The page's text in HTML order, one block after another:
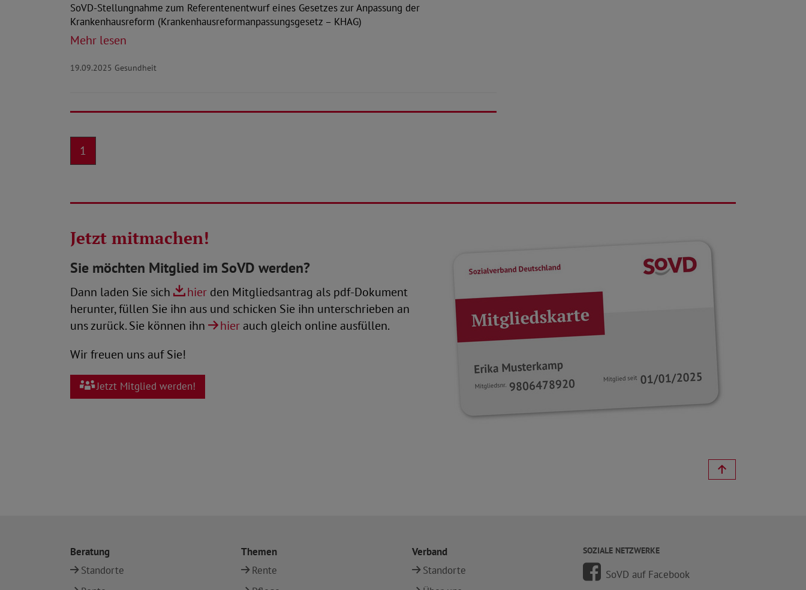
SoVD-Stellungnahme zum Referentenentwurf eines Gesetzes zur Anpassung der
Krankenhausreform (Krankenhausreformanpassungsgesetz – KHAG)
Mehr lesen
19.09.2025 Gesundheit
1
Jetzt mitmachen!
Sie möchten Mitglied im SoVD werden?
Dann laden Sie sich hier den Mitgliedsantrag als pdf-Dokument
herunter, füllen Sie ihn aus und schicken Sie ihn unterschrieben an
uns zurück. Sie können ihn
hier auch gleich online ausfüllen.
Wir freuen uns auf Sie!
Jetzt Mitglied werden!
Beratung
Standorte
Themen
Rente
Verband
Standorte
SOZIALE NETZWERKE
SoVD auf Facebook